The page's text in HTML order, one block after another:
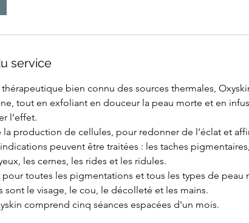
service
thérapeutique bien connu des sources thermales,
tout en exfoliant en douceur la peau morte et en
l’effet.
la production de cellules, pour redonner de l’éclat et
peuvent être traitées : les taches
les cernes, les rides et les ridules.
toutes les pigmentations et tous les types de peau
sont le visage, le cou, le décolleté et les mains.
comprend cinq séances espacées d'un mois.